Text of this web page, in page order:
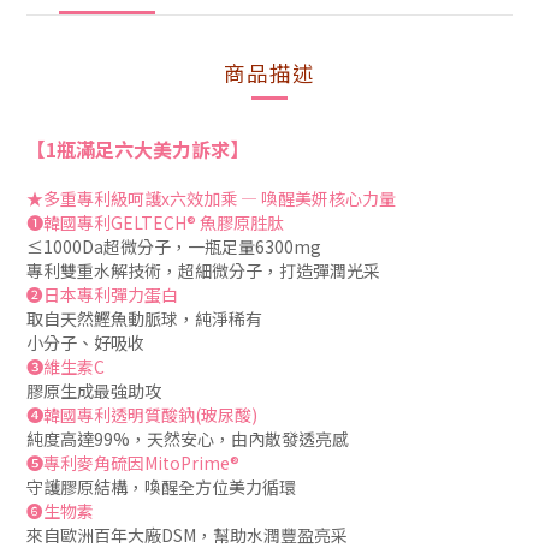
商品描述
【1瓶滿足六大美力訴求】
★多重專利級呵護x六效加乘 — 喚醒美妍核心力量
❶韓國專利GELTECH® 魚膠原胜肽
≤1000Da超微分子，一瓶足量6300mg
專利雙重水解技術，超細微分子，打造彈潤光采
❷日本專利彈力蛋白
取自天然鰹魚動脈球，純淨稀有
小分子、好吸收
❸維生素C
膠原生成最強助攻
❹韓國專利透明質酸鈉(玻尿酸)
純度高達99%，天然安心，由內散發透亮感
❺專利麥角硫因MitoPrime®
守護膠原結構，喚醒全方位美力循環
❻生物素
來自歐洲百年大廠DSM，幫助水潤豐盈亮采